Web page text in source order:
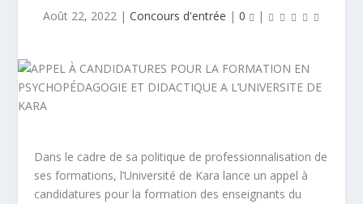
Août 22, 2022| Concours d'entrée | 0 |
Dans le cadre de sa politique de professionnalisation de
ses formations, l’Université de Kara lance un appel à
candidatures pour la formation des enseignants du